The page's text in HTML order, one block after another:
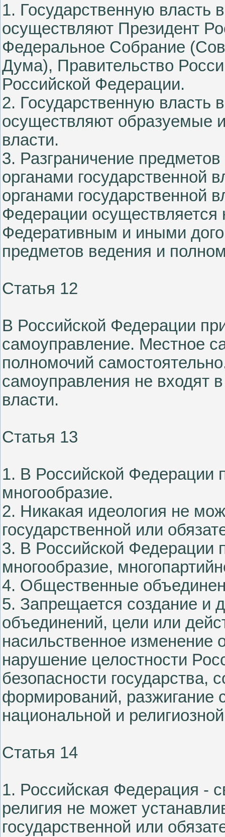
1. Государственную власть
осуществляют Президент
Федеральное Собрание
Дума), Правительство
Российской Федерации.
2. Государственную власть
осуществляют образуемые
власти.
3. Разграничение
органами государственной
органами государственной
Федерации осуществляется
Федеративным и иными
предметов ведения и
Статья 12
В Российской Федерации
самоуправление. Местное
полномочий
самоуправления не входят
власти.
Статья 13
1. В Российской Федерации
многообразие.
2. Никакая идеология не
государственной или
3. В Российской Федерации
многообразие,
4. Общественные
5. Запрещается создание и
объединений, цели или
насильственное изменение
нарушение целостности
безопасности государства,
формирований, разжигание
национальной и
Статья 14
1. Российская Федерация -
религия не может
государственной или